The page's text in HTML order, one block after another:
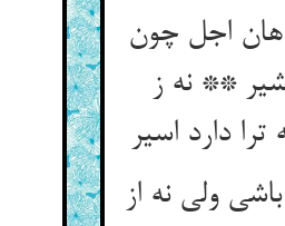
اجل چون
** نه ز
دارد اسیر
ولی نه از